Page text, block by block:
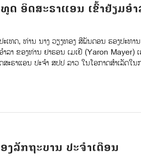
ອິດສະຣາແອນ ເຂົ້າຢ້ຽມອຳ
ທດ, ທ່ານ ນາງ ວຽງທອງ ສີພັນດອນ ຮອງປະທານ
ລາ ຂອງທ່ານ ຢາຣອນ ເມເຢີ (Yaron Mayer)
ຣາແອນ ປະຈຳ ສປປ ລາວ ໃນໂອກາດສໍາເລັດໃນ
ລັກຖະບານ ປະຈຳເດືອນ